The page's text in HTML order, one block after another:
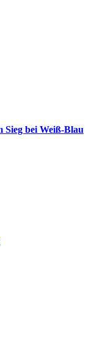
Sieg bei Weiß-Blau